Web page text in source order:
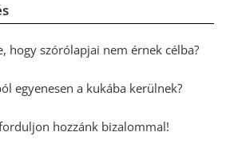
hogy szórólapjai nem érnek célba?
egyenesen a kukába kerülnek?
hozzánk bizalommal!